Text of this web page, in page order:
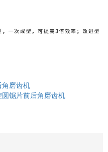
角磨齿机
锯片前后角磨齿机